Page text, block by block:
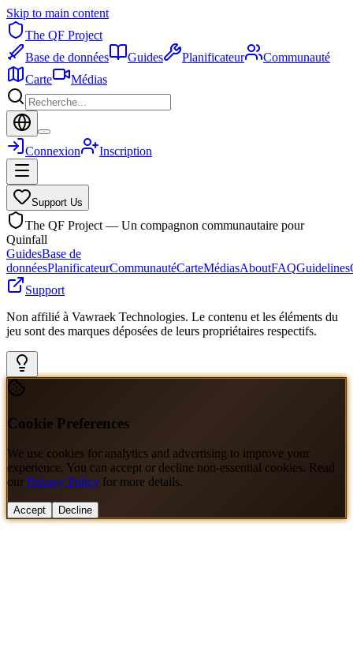
Skip to main content
The QF Project
Base de données
Guides Planificateur
Communauté
Carte
Médias
Connexion Inscription
Support Us
The QF Project — Un compagnon communautaire pour
Quinfall
GuidesBase de
donnéesPlanificateurCommunautéCarteMédiasAboutFAQGuidelines
Support
Non affilié à Vawraek Technologies. Le contenu et les éléments du
jeu sont des marques déposées de leurs propriétaires respectifs.
Cookie Preferences
We use cookies for analytics and advertising to improve your
experience. You can accept or decline non-essential cookies. Read
our Privacy Policy for more details.
Accept Decline